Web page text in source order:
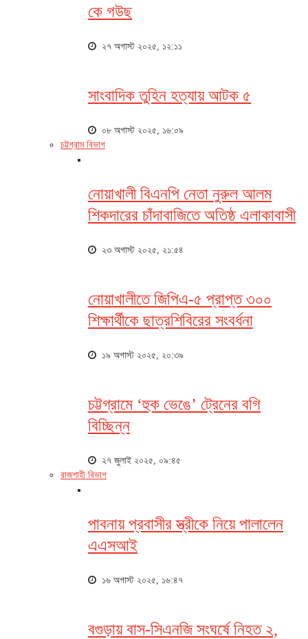
কে গউছ
২৭ অগাস্ট ২০২৫, ১২:১১
সাংবাদিক তুহিন হত্যায় আটক ৫
০৮ অগাস্ট ২০২৫, ১৬:০৯
চট্টগ্রাম বিভাগ
নোয়াখালী বিএনপি নেতা নুরুল আলম
শিকদারের চাঁদাবাজিতে অতিষ্ঠ এলাকাবাসী
২৩ অগাস্ট ২০২৫, ২১:৫৪
নোয়াখালীতে জিপিএ-৫ প্রাপ্ত ৩০০
শিক্ষার্থীকে ছাত্রশিবিরের সংবর্ধনা
১৯ অগাস্ট ২০২৫, ২০:৩৯
চট্টগ্রামে ‘হুক ভেঙে’ ট্রেনের বগি
বিচ্ছিন্ন
২৭ জুলাই ২০২৫, ০৯:৪৫
রাজশাহী বিভাগ
পাবনায় প্রবাসীর স্ত্রীকে নিয়ে পালালেন
এএসআই
১৬ অগাস্ট ২০২৫, ১৬:৪৭
বগুড়ায় বাস-সিএনজি সংঘর্ষে নিহত ২,